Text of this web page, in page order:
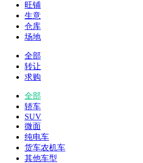
旺铺
生意
仓库
场地
全部
转让
求购
全部
轿车
SUV
微面
纯电车
货车农机车
其他车型